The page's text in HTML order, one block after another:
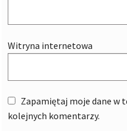
Witryna internetowa
Zapamiętaj moje dane w
kolejnych komentarzy.